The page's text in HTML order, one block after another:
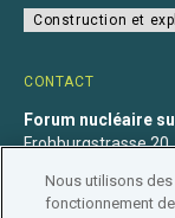
CONTACT
Forum nucléaire
Frohburgstrasse 20
+41 31 560 36 50
Construction et
Nous utilisons
fonctionnement